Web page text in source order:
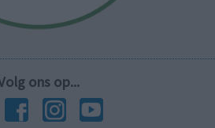
ons op...